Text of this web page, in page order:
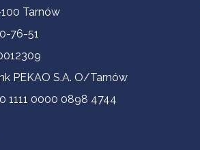
kontaktowe
Tarnów
76-51
PEKAO S.A. O/Tarnów
1111 0000 0898 4744